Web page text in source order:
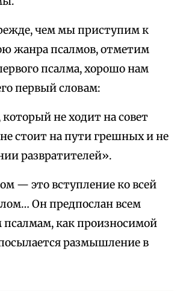
чем мы приступим к
жанра псалмов, отметим
псалма, хорошо нам
первый словам:
не ходит на совет
стоит на пути грешных и не
развратителей».
— это вступление ко всей
Он предпослан всем
как произносимой
размышление в